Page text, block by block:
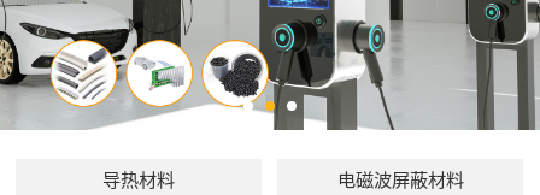
导热材料 电磁波屏蔽材料